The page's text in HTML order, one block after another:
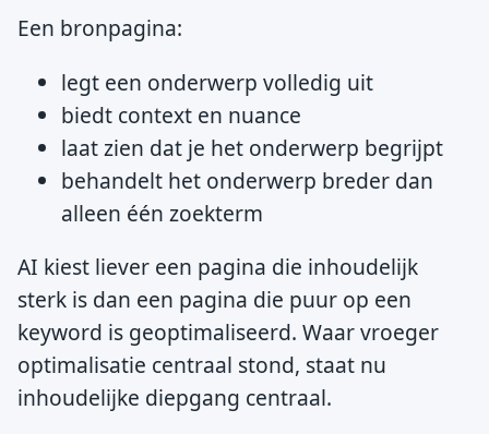
Een bronpagina:
legt een onderwerp volledig uit
biedt context en nuance
laat zien dat je het onderwerp begrijpt
behandelt het onderwerp breder dan
alleen één zoekterm
AI kiest liever een pagina die inhoudelijk
sterk is dan een pagina die puur op een
keyword is geoptimaliseerd. Waar vroeger
optimalisatie centraal stond, staat nu
inhoudelijke diepgang centraal.